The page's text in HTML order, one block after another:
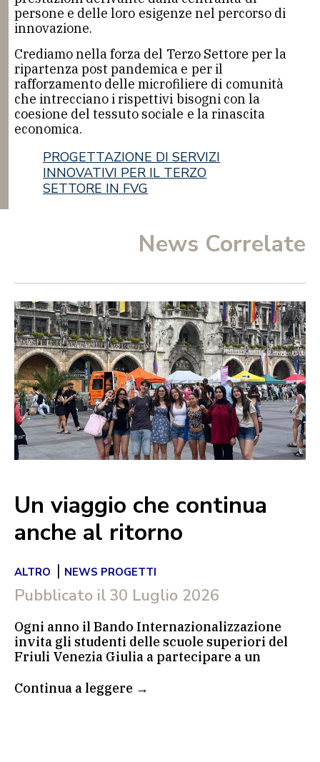
persone e delle loro esigenze nel percorso di
innovazione.
Crediamo nella forza del Terzo Settore per la
ripartenza post pandemica e per il
rafforzamento delle microfiliere di comunità
che intrecciano i rispettivi bisogni con la
coesione del tessuto sociale e la rinascita
economica.
PROGETTAZIONE DI SERVIZI
INNOVATIVI PER IL TERZO
SETTORE IN FVG
News Correlate
Un viaggio che continua
anche al ritorno
ALTRO | NEWS PROGETTI
Pubblicato il 30 Luglio 2026
Ogni anno il Bando Internazionalizzazione
invita gli studenti delle scuole superiori del
Friuli Venezia Giulia a partecipare a un
concorso di idee. I progetti selezionati
permettono ai ragazzi e alle ragazze di vivere
Continua a leggere →